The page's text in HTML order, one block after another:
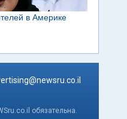
обязательна.